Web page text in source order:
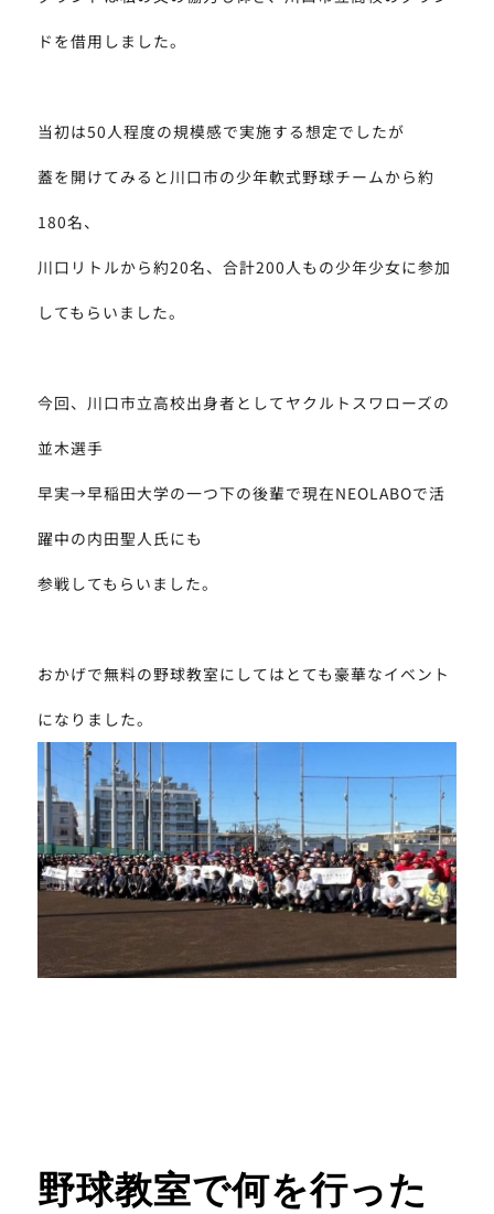
TOP
INFORMATION
LINEでお問い合わせ
WEBカタログはこちら
ドを借用しました。
当初は50人程度の規模感で実施する想定でしたが
蓋を開けてみると川口市の少年軟式野球チームから約
180名、
川口リトルから約20名、合計200人もの少年少女に参加
してもらいました。
今回、川口市立高校出身者としてヤクルトスワローズの
並木選手
早実→早稲田大学の一つ下の後輩で現在NEOLABOで活
躍中の内田聖人氏にも
参戦してもらいました。
おかげで無料の野球教室にしてはとても豪華なイベント
になりました。
野球教室で何を行った